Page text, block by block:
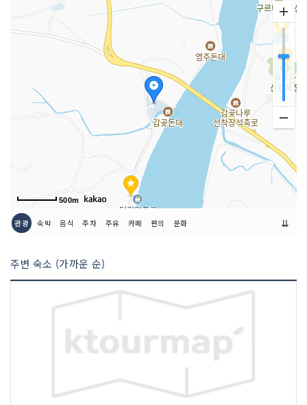
입장료 무료
이용시간
500m
관광 숙박 음식 주차 주유 카페 편의 문화 ⇊
주변 숙소 (가까운 순)